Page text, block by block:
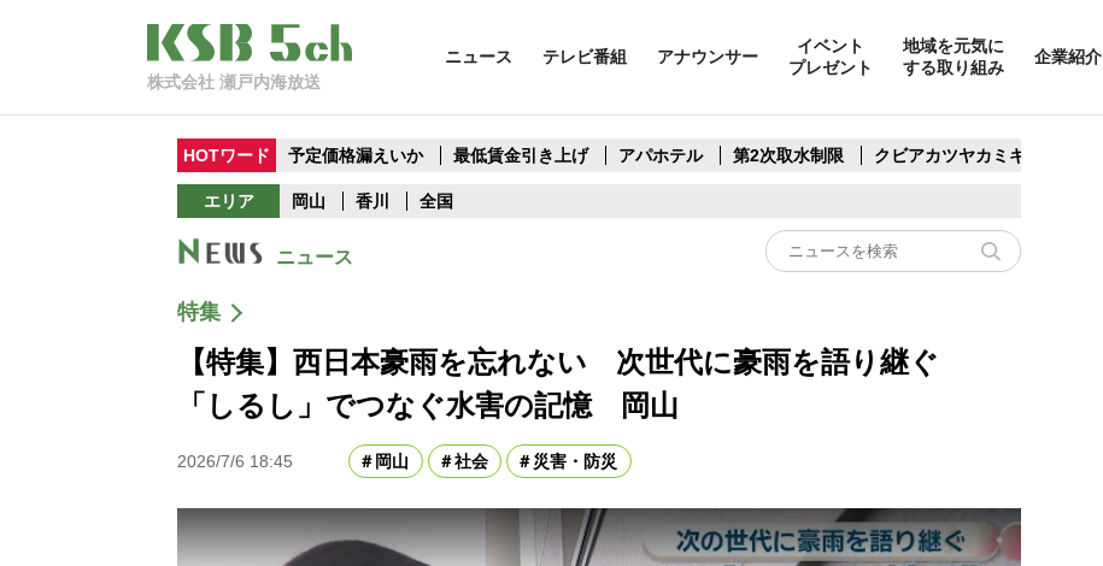
株式会社 瀬戸内海放送
ニュース テレビ番組 アナウンサー
イベント
プレゼント
地域を元気に
する取り組み
企業紹介
HOTワード 予定価格漏えいか 最低賃金引き上げ アパホテル 第2次取水制限 クビアカツヤカミキリ
エリア 岡山 香川 全国
ニュース
特集
【特集】西日本豪雨を忘れない 次世代に豪雨を語り継ぐ
「しるし」でつなぐ水害の記憶 岡山
2026/7/6 18:45 岡山 社会 災害・防災